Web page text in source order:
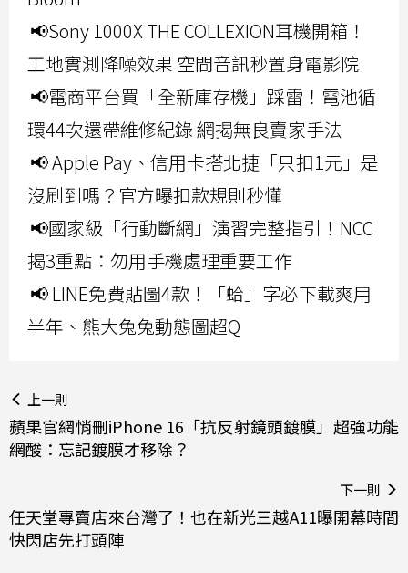
📢Sony 1000X THE COLLEXION耳機開箱！
工地實測降噪效果 空間音訊秒置身電影院
📢電商平台買「全新庫存機」踩雷！電池循
環44次還帶維修紀錄 網揭無良賣家手法
📢 Apple Pay、信用卡搭北捷「只扣1元」是
沒刷到嗎？官方曝扣款規則秒懂
📢國家級「行動斷網」演習完整指引！NCC
揭3重點：勿用手機處理重要工作
📢 LINE免費貼圖4款！「蛤」字必下載爽用
半年、熊大兔兔動態圖超Q
上一則
蘋果官網悄刪iPhone 16「抗反射鏡頭鍍膜」超強功能
網酸：忘記鍍膜才移除？
下一則
任天堂專賣店來台灣了！也在新光三越A11曝開幕時間
快閃店先打頭陣